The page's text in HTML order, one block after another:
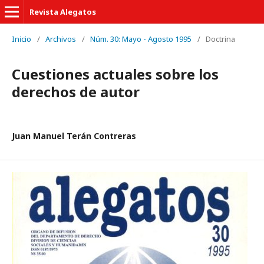
Revista Alegatos
Inicio / Archivos / Núm. 30: Mayo - Agosto 1995 / Doctrina
Cuestiones actuales sobre los
derechos de autor
Juan Manuel Terán Contreras